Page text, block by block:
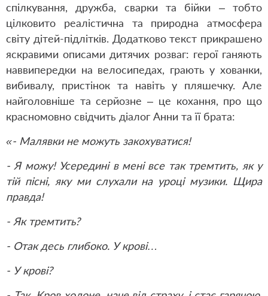
спілкування, дружба, сварки та бійки – тобто
цілковито реалістична та природна атмосфера
світу дітей-підлітків. Додатково текст прикрашено
яскравими описами дитячих розваг: герої ганяють
наввипередки на велосипедах, грають у хованки,
вибивалу, пристінок та навіть у пляшечку. Але
найголовніше та серйозне – це кохання, про що
красномовно свідчить діалог Анни та її брата:
«- Малявки не можуть закохуватися!
- Я можу! Усередині в мені все так тремтить, як у
тій пісні, яку ми слухали на уроці музики. Щира
правда!
- Як тремтить?
- Отак десь глибоко. У крові…
- У крові?